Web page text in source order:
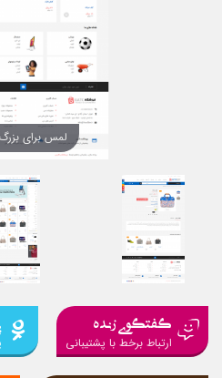
لمس برای
گفتگوی زنده
ارتباط برخط با پشتیبانی